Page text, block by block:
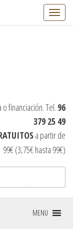
C
a
e
g
a
i
financiación. Tel. 96
379 25 49
a partir de
99€ (3,75€ hasta 99€)
MENU